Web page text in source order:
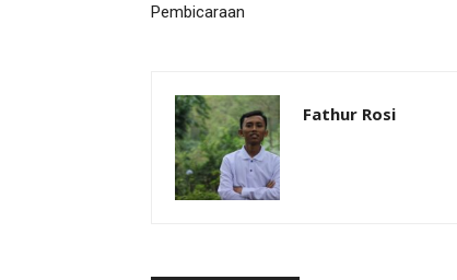
Pembicaraan
Fathur Rosi